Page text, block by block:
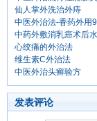
仙人掌外洗治外痔
中医外治法-香药外用
中药外敷消乳癌术后
心绞痛的外治法
维生素C外治法
中医外治头癣验方
发表评论